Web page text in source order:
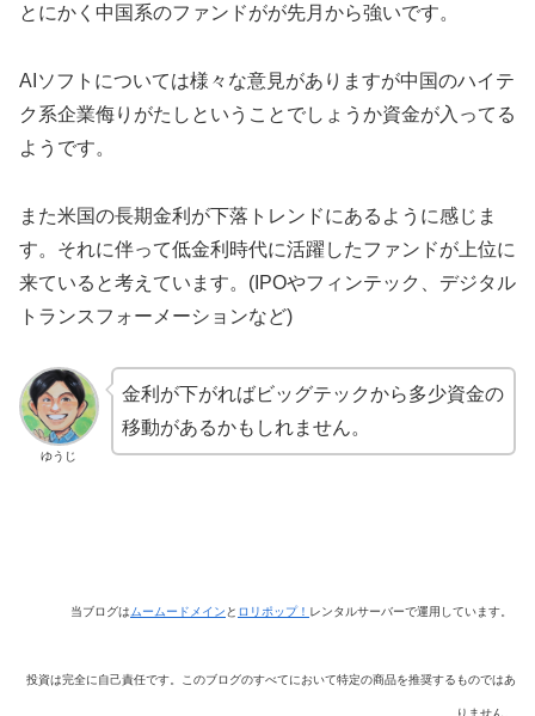
とにかく中国系のファンドがが先月から強いです。
AIソフトについては様々な意見がありますが中国のハイテ
ク系企業侮りがたしということでしょうか資金が入ってる
ようです。
また米国の長期金利が下落トレンドにあるように感じま
す。それに伴って低金利時代に活躍したファンドが上位に
来ていると考えています。(IPOやフィンテック、デジタル
トランスフォーメーションなど)
ゆうじ
金利が下がればビッグテックから多少資金の
移動があるかもしれません。
当ブログは ムームードメイン と ロリポップ！ レンタルサーバーで運用しています。
投資は完全に自己責任です。このブログのすべてにおいて特定の商品を推奨するものではあ
りません。